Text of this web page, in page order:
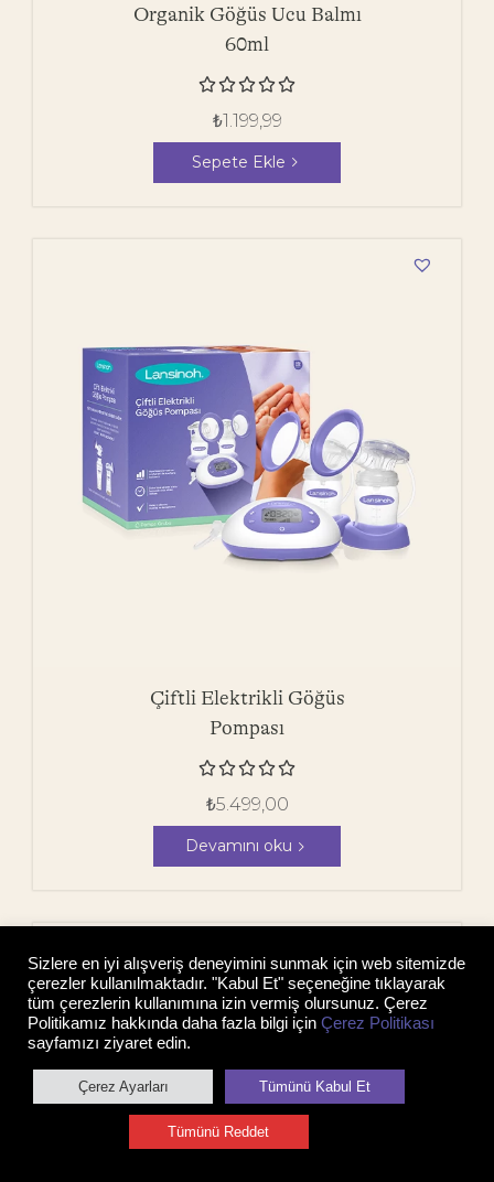
Organik Göğüs Ucu Balmı
60ml

₺1.199,99
Sepete Ekle
Çiftli Elektrikli Göğüs
Pompası

₺5.499,00
Devamını oku
Sizlere en iyi alışveriş deneyimini sunmak için web sitemizde
çerezler kullanılmaktadır. "Kabul Et" seçeneğine tıklayarak
tüm çerezlerin kullanımına izin vermiş olursunuz. Çerez
Politikamız hakkında daha fazla bilgi için Çerez Politikası
sayfamızı ziyaret edin.
Çerez Ayarları Tümünü Kabul Et
Tümünü Reddet